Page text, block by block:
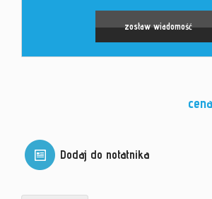
zostaw wiadomość
Dodaj do notatnika